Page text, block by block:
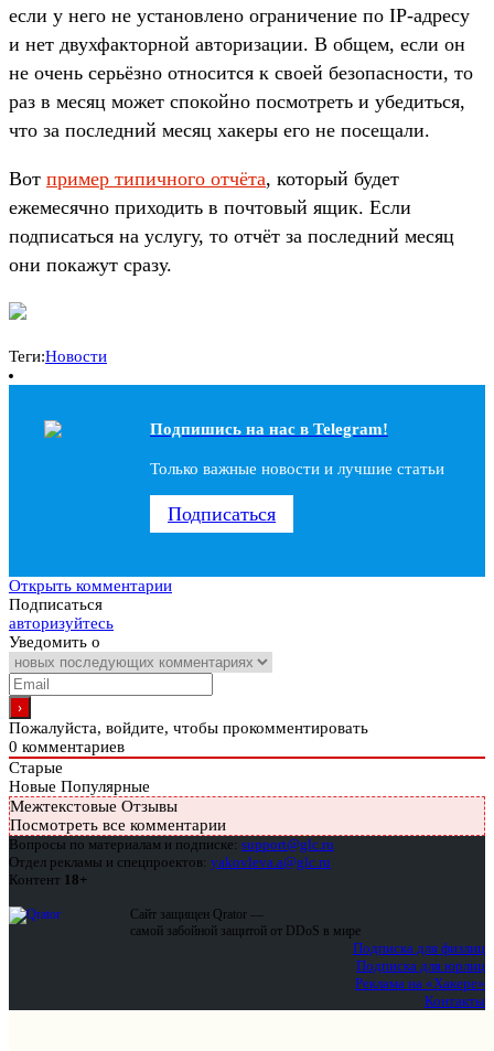
если у него не установлено ограничение по IP-адресу
и нет двухфакторной авторизации. В общем, если он
не очень серьёзно относится к своей безопасности, то
раз в месяц может спокойно посмотреть и убедиться,
что за последний месяц хакеры его не посещали.
Вот пример типичного отчёта, который будет
ежемесячно приходить в почтовый ящик. Если
подписаться на услугу, то отчёт за последний месяц
они покажут сразу.
Теги:Новости
Подпишись на наc в Telegram!
Только важные новости и лучшие статьи
Подписаться
Открыть комментарии
Подписаться
авторизуйтесь
Уведомить о
Пожалуйста, войдите, чтобы прокомментировать
0 комментариев
Старые
Новые Популярные
Межтекстовые Отзывы
Посмотреть все комментарии
Вопросы по материалам и подписке: support@glc.ru
Отдел рекламы и спецпроектов: yakovleva.a@glc.ru
Контент 18+
Сайт защищен Qrator —
самой забойной защитой от DDoS в мире
Подписка для физлиц
Подписка для юрлиц
Реклама на «Хакере»
Контакты